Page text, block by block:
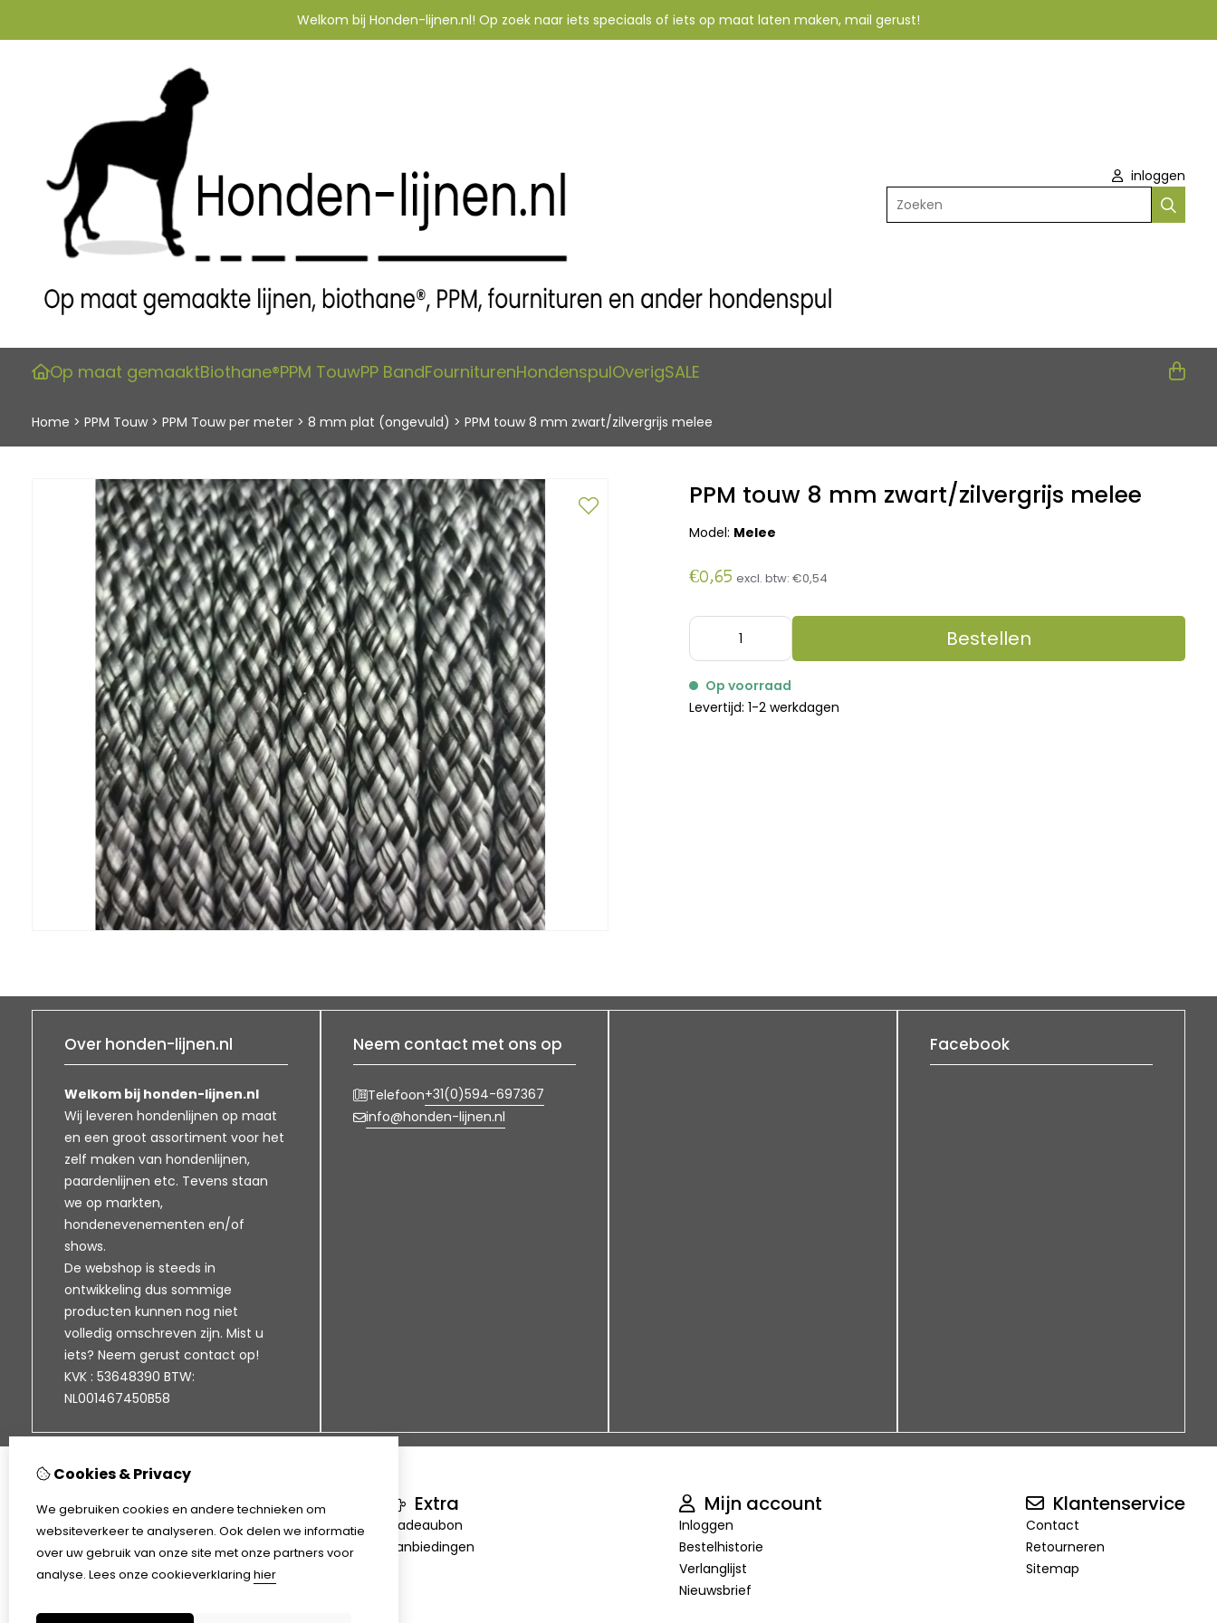
Welkom bij Honden-lijnen.nl! Op zoek naar iets speciaals of iets op maat laten maken, mail gerust!
inloggen
Zoeken
Op maat gemaaktBiothane®PPM TouwPP BandFourniturenHondenspulOverigSALE
Home > PPM Touw > PPM Touw per meter > 8 mm plat (ongevuld) > PPM touw 8 mm zwart/zilvergrijs melee
PPM touw 8 mm zwart/zilvergrijs melee
Model: Melee
€0,65 excl. btw:€0,54
Bestellen
Op voorraad
Levertijd: 1-2 werkdagen
Over honden-lijnen.nl
Welkom bij honden-lijnen.nl
Wij leveren hondenlijnen op maat
en een groot assortiment voor het
zelf maken van hondenlijnen,
paardenlijnen etc. Tevens staan
we op markten,
hondenevenementen en/of
shows.
De webshop is steeds in
ontwikkeling dus sommige
producten kunnen nog niet
volledig omschreven zijn. Mist u
iets? Neem gerust contact op!
KVK : 53648390 BTW:
NL001467450B58
Neem contact met ons op
Telefoon+31(0)594-697367
info@honden-lijnen.nl
Facebook
Informatie
Klantenservice
Bezorgen en afhalen
Disclaimer
Extra
Cadeaubon
Aanbiedingen
Mijn account
Inloggen
Bestelhistorie
Verlanglijst
Nieuwsbrief
Klantenservice
Contact
Retourneren
Sitemap
Cookies & Privacy
We gebruiken cookies en andere technieken om
websiteverkeer te analyseren. Ook delen we informatie
over uw gebruik van onze site met onze partners voor
analyse. Lees onze cookieverklaring hier